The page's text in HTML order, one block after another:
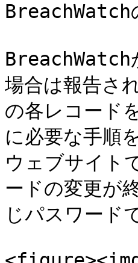
BreachWatch
場合は報告さ
の各レコー
に必要な手順
ウェブサイト
ードの変更が
じパスワード